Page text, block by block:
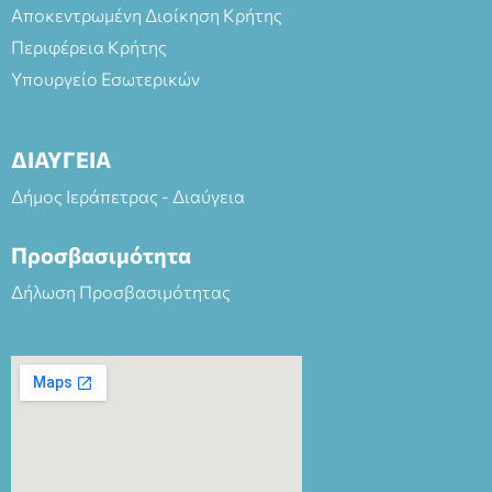
Αποκεντρωμένη Διοίκηση Κρήτης
Περιφέρεια Κρήτης
Υπουργείο Εσωτερικών
ΔΙΑΥΓΕΙΑ
Δήμος Ιεράπετρας - Διαύγεια
Προσβασιμότητα
Δήλωση Προσβασιμότητας